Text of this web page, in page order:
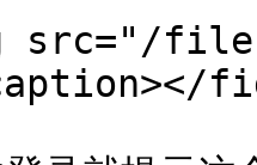
files/